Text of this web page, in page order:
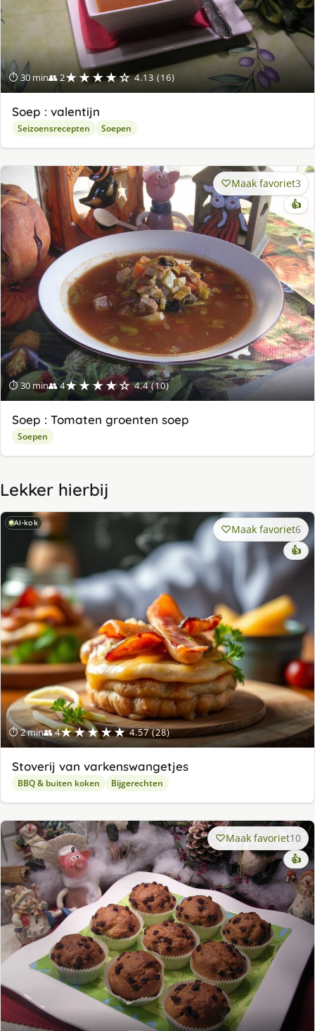
⏱ 30 min👥 2★★★★☆ 4.13 (16)
Soep : valentijn
Seizoensrecepten Soepen
⏱ 30 min👥 4★★★★☆ 4.4 (10)
Maak favoriet3
👍
Soep : Tomaten groenten soep
Soepen
Lekker hierbij
AI-kok
⏱ 2 min👥 4★★★★★ 4.57 (28)
Maak favoriet6
👍
Stoverij van varkenswangetjes
BBQ & buiten koken Bijgerechten
Maak favoriet10
👍